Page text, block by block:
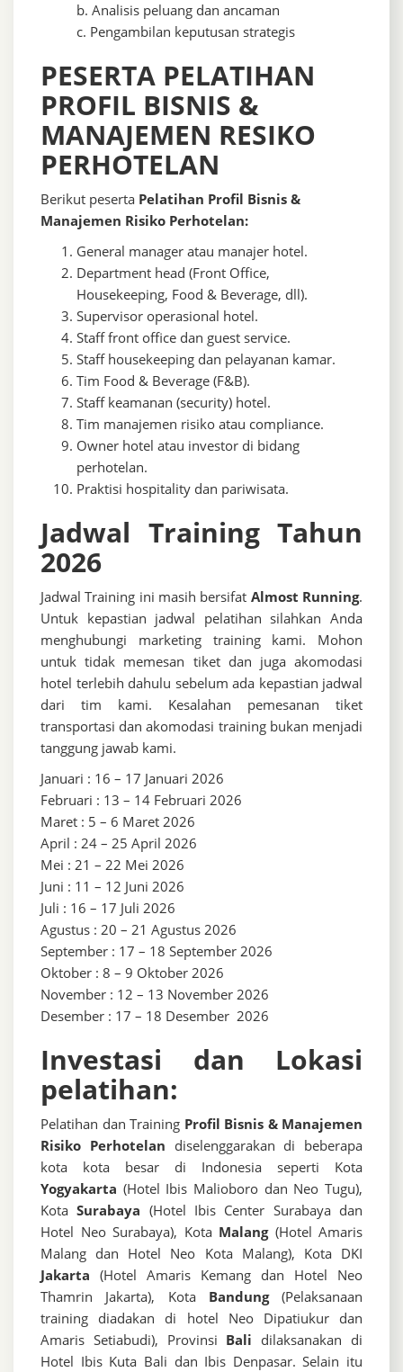
b. Analisis peluang dan ancaman
c. Pengambilan keputusan strategis
PESERTA PELATIHAN ​
PROFIL BISNIS &
MANAJEMEN RESIKO
PERHOTELAN
Berikut peserta Pelatihan Profil Bisnis &
Manajemen Risiko Perhotelan:
General manager atau manajer hotel.
Department head (Front Office,
Housekeeping, Food & Beverage, dll).
Supervisor operasional hotel.
Staff front office dan guest service.
Staff housekeeping dan pelayanan kamar.
Tim Food & Beverage (F&B).
Staff keamanan (security) hotel.
Tim manajemen risiko atau compliance.
Owner hotel atau investor di bidang
perhotelan.
Praktisi hospitality dan pariwisata.
Jadwal Training Tahun
2026
Jadwal Training ini masih bersifat Almost Running.
Untuk kepastian jadwal pelatihan silahkan Anda
menghubungi marketing training kami. Mohon
untuk tidak memesan tiket dan juga akomodasi
hotel terlebih dahulu sebelum ada kepastian jadwal
dari tim kami. Kesalahan pemesanan tiket
transportasi dan akomodasi training bukan menjadi
tanggung jawab kami.
Januari : 16 – 17 Januari 2026
Februari : 13 – 14 Februari 2026
Maret : 5 – 6 Maret 2026
April : 24 – 25 April 2026
Mei : 21 – 22 Mei 2026
Juni : 11 – 12 Juni 2026
Juli : 16 – 17 Juli 2026
Agustus : 20 – 21 Agustus 2026
September : 17 – 18 September 2026
Oktober : 8 – 9 Oktober 2026
November : 12 – 13 November 2026
Desember : 17 – 18 Desember 2026
Investasi dan Lokasi
pelatihan:
Pelatihan dan Training Profil Bisnis & Manajemen
Risiko Perhotelan diselenggarakan di beberapa
kota kota besar di Indonesia seperti Kota
Yogyakarta (Hotel Ibis Malioboro dan Neo Tugu),
KotaSurabaya (Hotel Ibis Center Surabaya dan
Hotel Neo Surabaya), Kota Malang(Hotel Amaris
Malang dan Hotel Neo Kota Malang), Kota DKI
Jakarta (Hotel Amaris Kemang dan Hotel Neo
Thamrin Jakarta), Kota Bandung(Pelaksanaan
training diadakan di hotel Neo Dipatiukur dan
Amaris Setiabudi), Provinsi Bali dilaksanakan di
Hotel Ibis Kuta Bali dan Ibis Denpasar. Selain itu